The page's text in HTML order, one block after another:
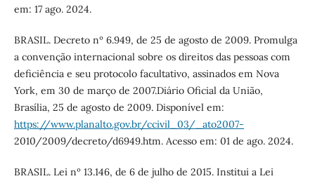
em: 17 ago. 2024.
BRASIL. Decreto nº 6.949, de 25 de agosto de 2009. Promulga
a convenção internacional sobre os direitos das pessoas com
deficiência e seu protocolo facultativo, assinados em Nova
York, em 30 de março de 2007.Diário Oficial da União,
Brasília, 25 de agosto de 2009. Disponível em:
https://www.planalto.gov.br/ccivil_03/_ato2007-
2010/2009/decreto/d6949.htm. Acesso em: 01 de ago. 2024.
BRASIL. Lei nº 13.146, de 6 de julho de 2015. Institui a Lei